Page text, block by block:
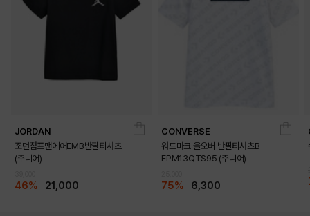
JORDAN
조던점프맨에어EMB반팔티셔츠
(주니어)
46% 21,000
CONVERSE
워드마크 올오버 반팔티셔츠B
EPM13QTS95 (주니어)
75% 6,300